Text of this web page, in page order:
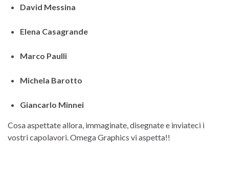
David Messina
Elena Casagrande
Marco Paulli
Michela Barotto
Giancarlo Minnei
Cosa aspettate allora, immaginate, disegnate e inviateci i
vostri capolavori. Omega Graphics vi aspetta!!